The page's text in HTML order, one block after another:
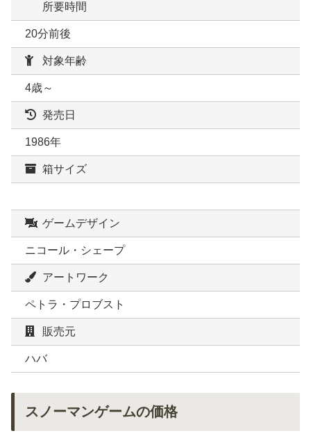
所要時間
20分前後
対象年齢
4歳～
発売日
1986年
箱サイズ
ゲームデザイン
ニコール・シェープ
アートワーク
ペトラ・プロブスト
販売元
ハバ
スノーマンゲームの価格